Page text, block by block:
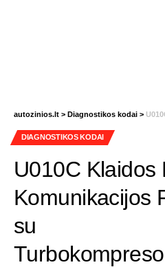
autozinios.lt > Diagnostikos kodai > U010C
DIAGNOSTIKOS KODAI
U010C Klaidos
Komunikacijos
su